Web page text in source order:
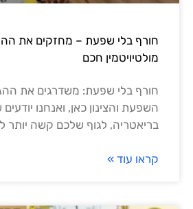
חורף בלי שפעת – מחזקים את
מולטיויטמין חכם
חורף בלי שפעת: משדרגים את
השפעת והצינון כאן, ואנחנו
בריאטריה, לגוף שלכם קשה יותר
קראו עוד »